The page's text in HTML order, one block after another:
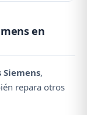
puerta,
con
en
,
repara otros